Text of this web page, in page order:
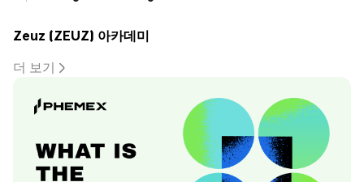
Zeuz (ZEUZ) 아카데미
더 보기